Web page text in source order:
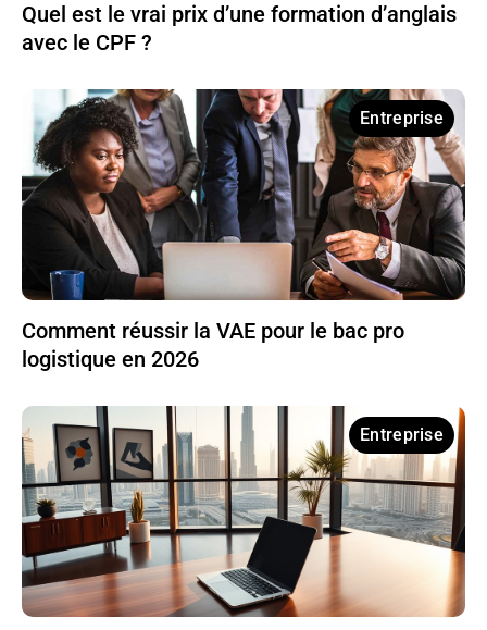
Quel est le vrai prix d’une formation d’anglais
avec le CPF ?
Entreprise
Comment réussir la VAE pour le bac pro
logistique en 2026
Entreprise